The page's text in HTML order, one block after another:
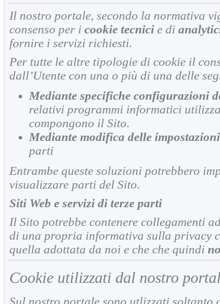
Il nostro portale, secondo la normativa
consenso per i cookie tecnici e di
fornire i servizi richiesti.
Per tutte le altre tipologie di cookie il
dall’Utente con una o più di una delle
Mediante specifiche configurazioni
relativi programmi informatici
compongono il Sito.
Mediante modifica delle impostazioni
parti
Entrambe queste soluzioni potrebbero
visualizzare parti del Sito.
Siti Web e servizi di terze parti
Il Sito potrebbe contenere collegamenti
di una propria informativa sulla privacy
quella adottata da noi e che che quindi
Cookie utilizzati dal nostro